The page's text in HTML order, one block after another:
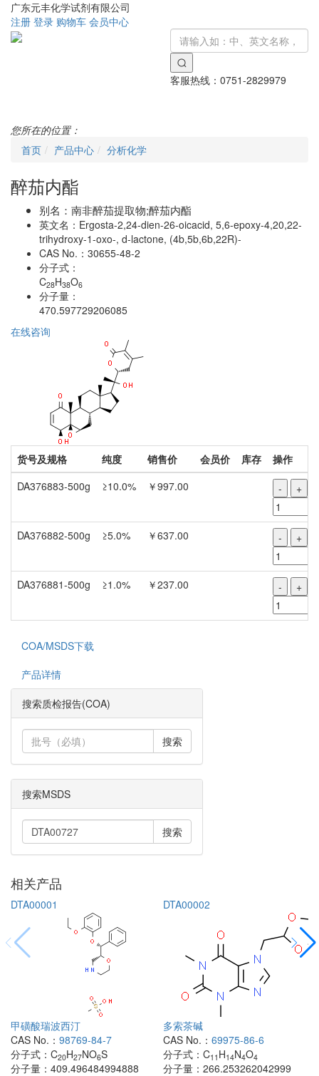
广东元丰化学试剂有限公司
注册 登录 购物车 会员中心
客服热线： 0751-2829979
您所在的位置：
首页
产品中心 分析化学
醉茄内酯
别名： 南非醉茄提取物;醉茄内酯
英文名： Ergosta-2,24-dien-26-oicacid, 5,6-epoxy-4,20,22-
trihydroxy-1-oxo-, d-lactone, (4b,5b,6b,22R)-
CAS No.： 30655-48-2
分子式：
C28H38O6
分子量：
470.597729206085
在线咨询
货号及规格 纯度 销售价 会员价 库存
操作
DA376883-500g
≥10.0% ￥997.00 - +
DA376882-500g ≥5.0% ￥637.00 - +
DA376881-500g ≥1.0% ￥237.00 - +
COA/MSDS下载
产品详情
搜索质检报告(COA)
搜索
搜索MSDS
搜索
相关产品
DTA00001
甲磺酸瑞波西汀
CAS No.： 98769-84-7
分子式： C20H27NO6S
分子量： 409.496484994888
DTA00002
多索茶碱
CAS No.： 69975-86-6
分子式： C11 H14N4O4
分子量： 266.253262042999